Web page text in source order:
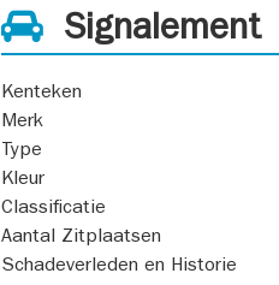
Signalement
Kenteken
Merk
Type
Kleur
Classificatie
Aantal Zitplaatsen
Schadeverleden en Historie